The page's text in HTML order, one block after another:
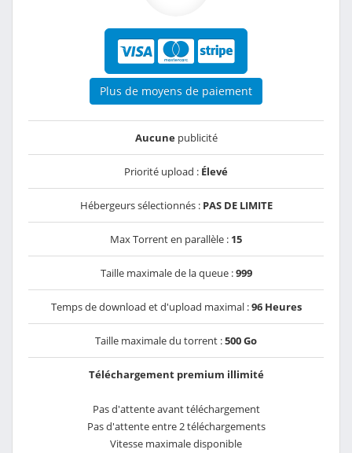
Plus de moyens de paiement
Aucunepublicité
Priorité upload : Élevé
Hébergeurs sélectionnés : PAS DE LIMITE
Max Torrent en parallèle : 15
Taille maximale de la queue :999
Temps de download et d'upload maximal :96 Heures
Taille maximale du torrent :500 Go
Téléchargement premium illimité
Pas d'attente avant téléchargement
Pas d'attente entre 2 téléchargements
Vitesse maximale disponible